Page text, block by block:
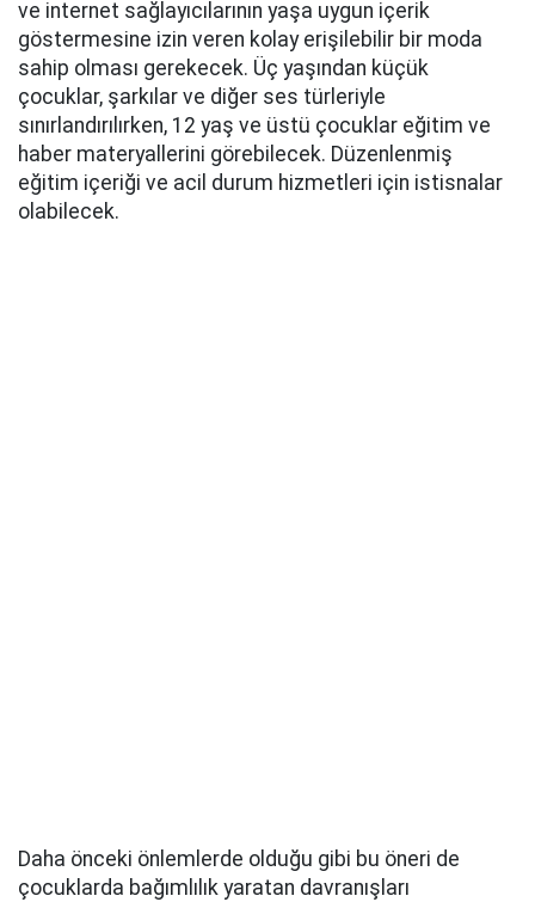
ve internet sağlayıcılarının yaşa uygun içerik
göstermesine izin veren kolay erişilebilir bir moda
sahip olması gerekecek. Üç yaşından küçük
çocuklar, şarkılar ve diğer ses türleriyle
sınırlandırılırken, 12 yaş ve üstü çocuklar eğitim ve
haber materyallerini görebilecek. Düzenlenmiş
eğitim içeriği ve acil durum hizmetleri için istisnalar
olabilecek.
Daha önceki önlemlerde olduğu gibi bu öneri de
çocuklarda bağımlılık yaratan davranışları